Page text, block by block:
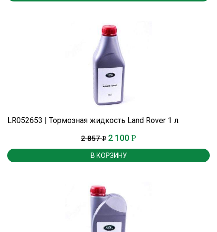
LR052653 | Тормозная жидкость Land Rover 1 л.
2 857Р 2 100 Р
В КОРЗИНУ